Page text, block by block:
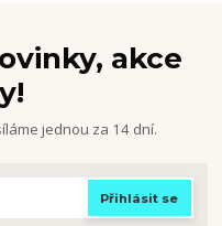
akce
jednou za 14 dní.
Přihlásit se